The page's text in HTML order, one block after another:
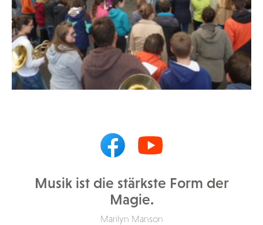
Musik ist die stärkste Form der
Magie.
Marilyn Manson